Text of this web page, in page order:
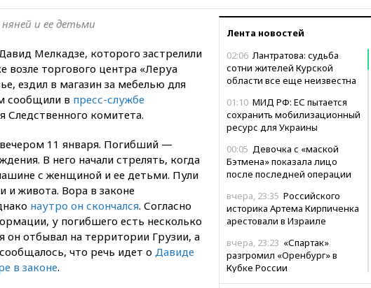
Лента новостей
02:06 Лантратова: судьба
сотни жителей Курской
области все еще неизвестна
01:10 МИД РФ: ЕС пытается
сохранить мобилизационный
ресурс для Украины
00:05 Девочка с «маской
Бэтмена» показала лицо
после последней операции
вчера, 23:35 Российского
историка Артема Кирпиченка
арестовали в Израиле
вчера, 23:23 «Спартак»
разгромил «Оренбург» в
Кубке России
и ее детьми
Мелкадзе, которого застрелили
возле торгового центра «Леруа
ездил в магазин за мебелью для
сообщили в пресс-службе
Следственного комитета.
11 января. Погибший —
В него начали стрелять, когда
с женщиной и ее детьми. Пули
и живота. Вора в законе
наутро он скончался. Согласно
у погибшего есть несколько
он отбывал на территории Грузии, а
что речь идет о Давиде
в законе.